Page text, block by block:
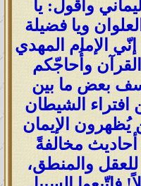
وأقول: يا
ويا فضيلة
الإمام المهدي
وأُحاجّكم
بعض ما بين
افتراء الشيطان
يُظهرون الإيمان
أحاديث مخالفةً
والمنطق،